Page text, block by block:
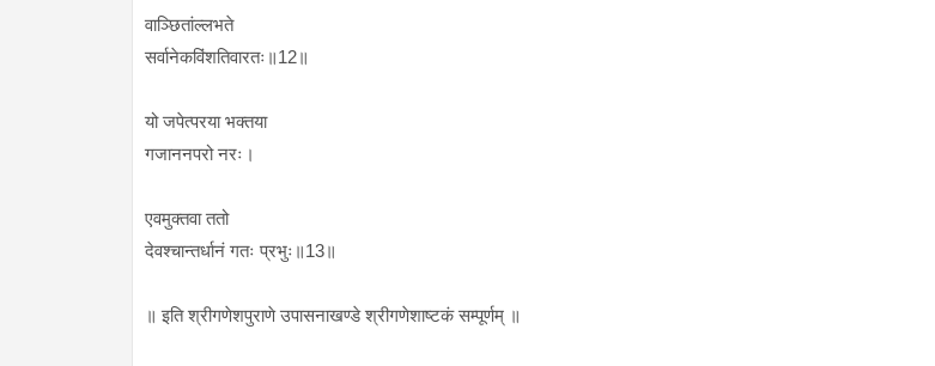
वाञ्छितांल्लभते
सर्वानेकविंशतिवारतः॥12॥
यो जपेत्परया भक्तया
गजाननपरो नरः।
एवमुक्तवा ततो
देवश्चान्तर्धानं गतः प्रभुः॥13॥
॥ इति श्रीगणेशपुराणे उपासनाखण्डे श्रीगणेशाष्टकं सम्पूर्णम् ॥